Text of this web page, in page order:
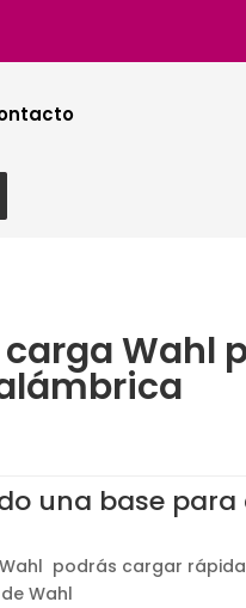
carga Wahl
una base
podrás cargar
Wahl